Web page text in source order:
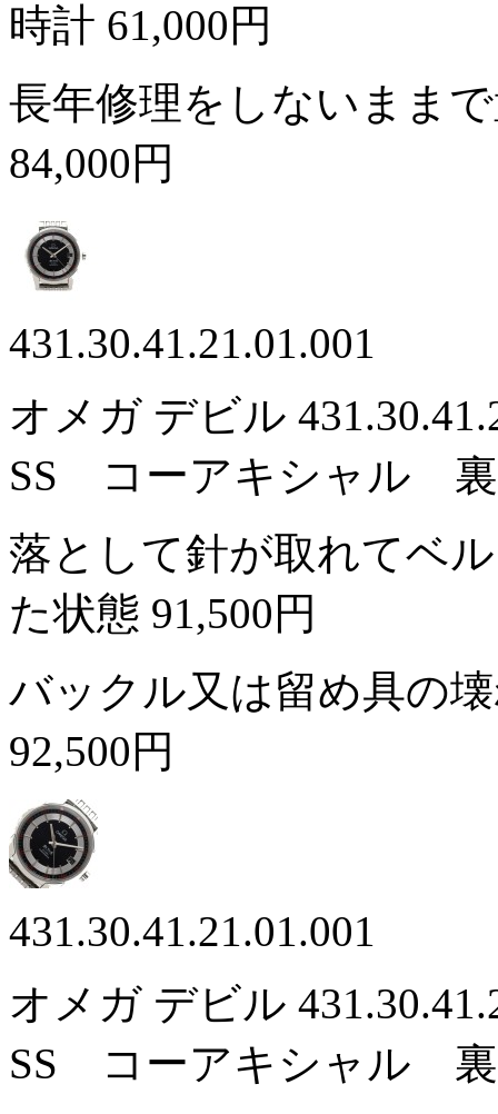
時計 61,000円
長年修理をしないまま
84,000円
431.30.41.21.01.001
オメガ デビル
SS コーアキシャル
落として針が取れてベ
た状態 91,500円
バックル又は留め具の
92,500円
431.30.41.21.01.001
オメガ デビル
SS コーアキシャル